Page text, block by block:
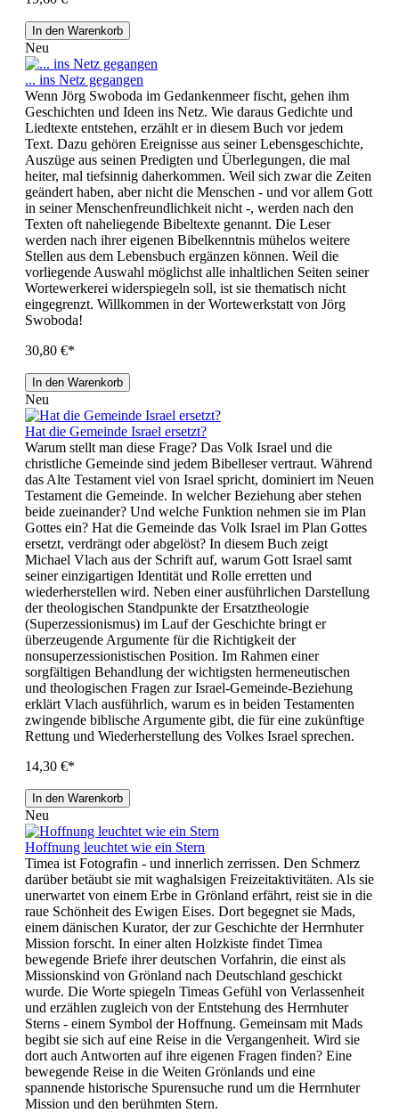
In den Warenkorb
Neu
... ins Netz gegangen
Wenn Jörg Swoboda im Gedankenmeer fischt, gehen ihm
Geschichten und Ideen ins Netz. Wie daraus Gedichte und
Liedtexte entstehen, erzählt er in diesem Buch vor jedem
Text. Dazu gehören Ereignisse aus seiner Lebensgeschichte,
Auszüge aus seinen Predigten und Überlegungen, die mal
heiter, mal tiefsinnig daherkommen. Weil sich zwar die Zeiten
geändert haben, aber nicht die Menschen - und vor allem Gott
in seiner Menschenfreundlichkeit nicht -, werden nach den
Texten oft naheliegende Bibeltexte genannt. Die Leser
werden nach ihrer eigenen Bibelkenntnis mühelos weitere
Stellen aus dem Lebensbuch ergänzen können. Weil die
vorliegende Auswahl möglichst alle inhaltlichen Seiten seiner
Wortewerkerei widerspiegeln soll, ist sie thematisch nicht
eingegrenzt. Willkommen in der Wortewerkstatt von Jörg
Swoboda!
30,80 €*
In den Warenkorb
Neu
Hat die Gemeinde Israel ersetzt?
Warum stellt man diese Frage? Das Volk Israel und die
christliche Gemeinde sind jedem Bibelleser vertraut. Während
das Alte Testament viel von Israel spricht, dominiert im Neuen
Testament die Gemeinde. In welcher Beziehung aber stehen
beide zueinander? Und welche Funktion nehmen sie im Plan
Gottes ein? Hat die Gemeinde das Volk Israel im Plan Gottes
ersetzt, verdrängt oder abgelöst? In diesem Buch zeigt
Michael Vlach aus der Schrift auf, warum Gott Israel samt
seiner einzigartigen Identität und Rolle erretten und
wiederherstellen wird. Neben einer ausführlichen Darstellung
der theologischen Standpunkte der Ersatztheologie
(Superzessionismus) im Lauf der Geschichte bringt er
überzeugende Argumente für die Richtigkeit der
nonsuperzessionistischen Position. Im Rahmen einer
sorgfältigen Behandlung der wichtigsten hermeneutischen
und theologischen Fragen zur Israel-Gemeinde-Beziehung
erklärt Vlach ausführlich, warum es in beiden Testamenten
zwingende biblische Argumente gibt, die für eine zukünftige
Rettung und Wiederherstellung des Volkes Israel sprechen.
14,30 €*
In den Warenkorb
Neu
Hoffnung leuchtet wie ein Stern
Timea ist Fotografin - und innerlich zerrissen. Den Schmerz
darüber betäubt sie mit waghalsigen Freizeitaktivitäten. Als sie
unerwartet von einem Erbe in Grönland erfährt, reist sie in die
raue Schönheit des Ewigen Eises. Dort begegnet sie Mads,
einem dänischen Kurator, der zur Geschichte der Herrnhuter
Mission forscht. In einer alten Holzkiste findet Timea
bewegende Briefe ihrer deutschen Vorfahrin, die einst als
Missionskind von Grönland nach Deutschland geschickt
wurde. Die Worte spiegeln Timeas Gefühl von Verlassenheit
und erzählen zugleich von der Entstehung des Herrnhuter
Sterns - einem Symbol der Hoffnung. Gemeinsam mit Mads
begibt sie sich auf eine Reise in die Vergangenheit. Wird sie
dort auch Antworten auf ihre eigenen Fragen finden? Eine
bewegende Reise in die Weiten Grönlands und eine
spannende historische Spurensuche rund um die Herrnhuter
Mission und den berühmten Stern.